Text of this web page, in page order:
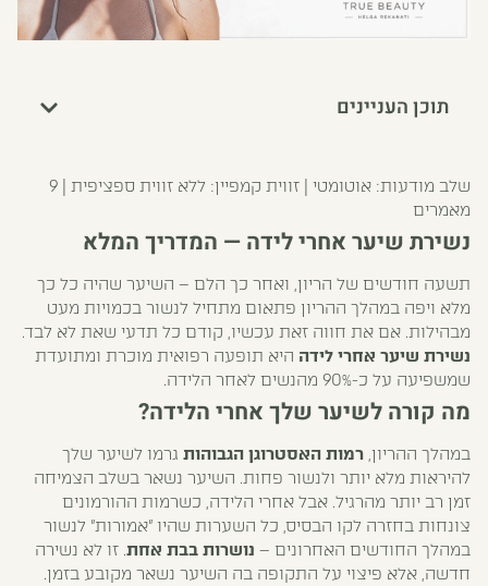
תוכן העניינים
שלב מודעות: אוטומטי | זווית קמפיין: ללא זווית ספציפית | 9
מאמרים
נשירת שיער אחרי לידה — המדריך המלא
תשעה חודשים של הריון, ואחר כך הלם – השיער שהיה כל כך
מלא ויפה במהלך ההריון פתאום מתחיל לנשור בכמויות מעט
מבהילות. אם את חווה זאת עכשיו, קודם כל תדעי שאת לא לבד.
נשירת שיער אחרי לידה היא תופעה רפואית מוכרת ומתועדת
שמשפיעה על כ-90% מהנשים לאחר הלידה.
מה קורה לשיער שלך אחרי הלידה?
במהלך ההריון, רמות האסטרוגן הגבוהות גרמו לשיער שלך
להיראות מלא יותר ולנשור פחות. השיער נשאר בשלב הצמיחה
זמן רב יותר מהרגיל. אבל אחרי הלידה, כשרמות ההורמונים
צונחות בחזרה לקו הבסיס, כל השערות שהיו "אמורות" לנשור
במהלך החודשים האחרונים – נושרות בבת אחת. זו לא נשירה
חדשה, אלא פיצוי על התקופה בה השיער נשאר מקובע בזמן.